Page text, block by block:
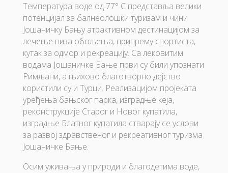
Температура воде од 77° C представља велики
потенцијал за балнеолошки туризам и чини
Јошаничку Бању атрактивном дестинацијом за
лечење низа обољења, припрему спортиста,
кутак за одмор и рекреацију. Са лековитим
водама Јошаничке Бање први су били упознати
Римљани, а њихово благотворно дејство
користили су и Турци. Реализацијом пројеката
уређења бањског парка, изградње кеја,
реконструкције Старог и Новог купатила,
изградње Блатног купатила стварају се услови
за развој здравственог и рекреативног туризма
Јошаничке Бање.
Осим уживања у природи и благодетима воде,